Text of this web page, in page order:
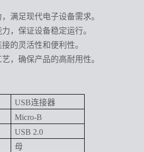
满足现代电子设备需求。
，保证设备稳定运行。
的灵活性和便利性。
，确保产品的高耐用性。
USB连接器
Micro-B
USB 2.0
母